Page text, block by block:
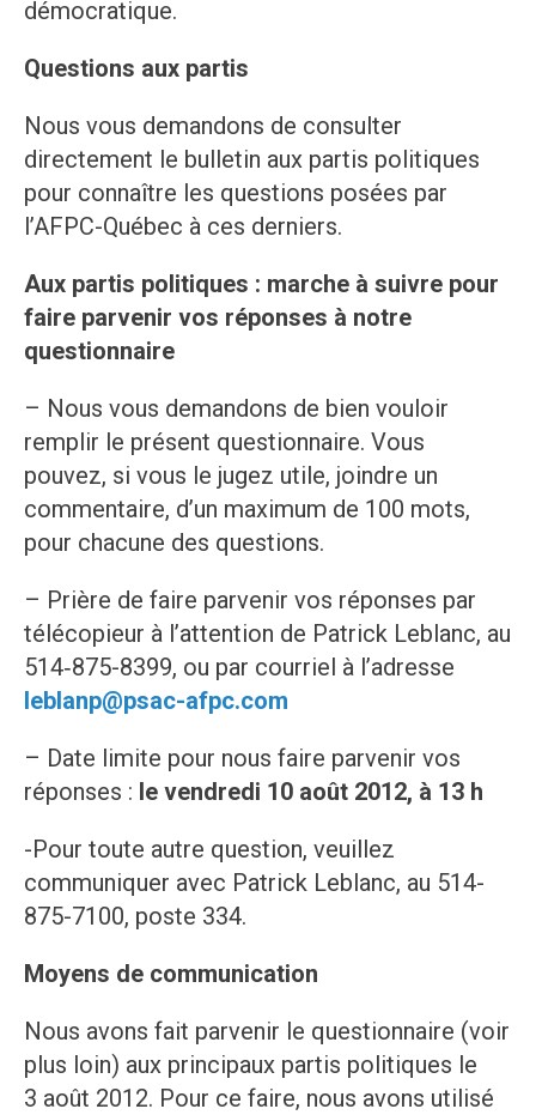
démocratique.
Questions aux partis
Nous vous demandons de consulter
directement le bulletin aux partis politiques
pour connaître les questions posées par
l’AFPC-Québec à ces derniers.
Aux partis politiques : marche à suivre pour
faire parvenir vos réponses à notre
questionnaire
– Nous vous demandons de bien vouloir
remplir le présent questionnaire. Vous
pouvez, si vous le jugez utile, joindre un
commentaire, d’un maximum de 100 mots,
pour chacune des questions.
– Prière de faire parvenir vos réponses par
télécopieur à l’attention de Patrick Leblanc, au
514‑875-8399, ou par courriel à l’adresse
leblanp@psac-afpc.com
– Date limite pour nous faire parvenir vos
réponses : le vendredi 10 août 2012, à 13 h
-Pour toute autre question, veuillez
communiquer avec Patrick Leblanc, au 514-
875-7100, poste 334.
Moyens de communication
Nous avons fait parvenir le questionnaire (voir
plus loin) aux principaux partis politiques le
3 août 2012. Pour ce faire, nous avons utilisé